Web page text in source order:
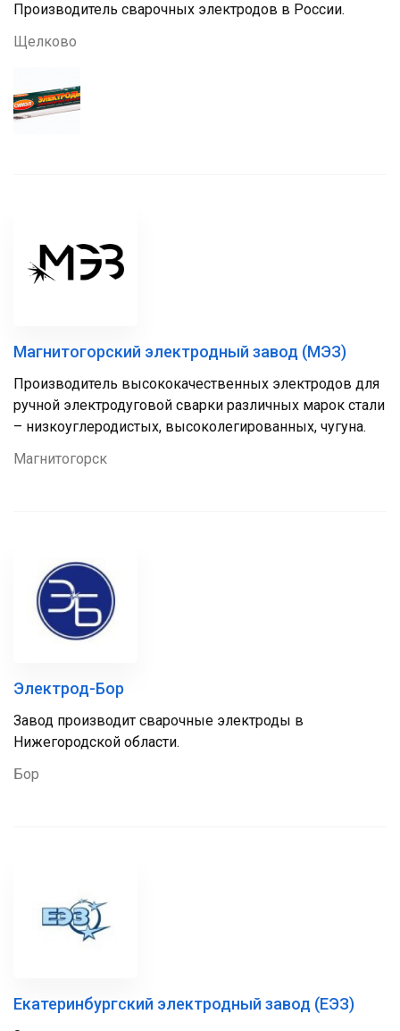
Производитель сварочных электродов в России.
Щелково
Магнитогорский электродный завод (МЭЗ)
Производитель высококачественных электродов для
ручной электродуговой сварки различных марок стали
– низкоуглеродистых, высоколегированных, чугуна.
Магнитогорск
Электрод-Бор
Завод производит сварочные электроды в
Нижегородской области.
Бор
Екатеринбургский электродный завод (ЕЭЗ)